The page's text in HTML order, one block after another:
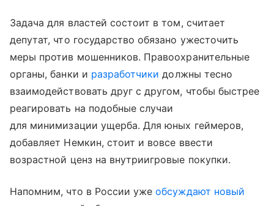
Задача для властей состоит в том, считает
депутат, что государство обязано ужесточить
меры против мошенников. Правоохранительные
органы, банки и разработчики должны тесно
взаимодействовать друг с другом, чтобы быстрее
реагировать на подобные случаи
для минимизации ущерба. Для юных геймеров,
добавляет Немкин, стоит и вовсе ввести
возрастной ценз на внутриигровые покупки.
Напомним, что в России ужеобсуждают новый